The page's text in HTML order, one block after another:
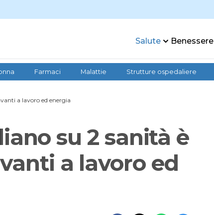
Salute Benessere
Farmaci Malattie Strutture ospedaliere
a lavoro ed energia
su 2 sanità è
a lavoro ed